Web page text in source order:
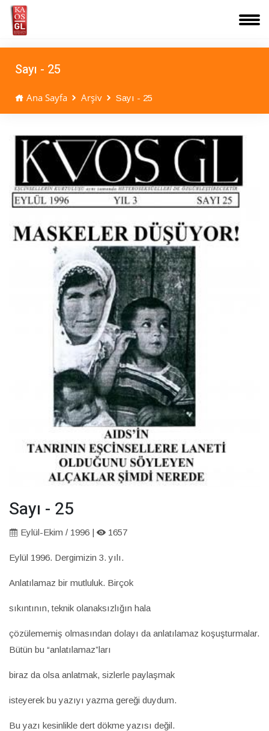
Sayı - 25
Ana Sayfa Arşiv Sayı - 25
Sayı - 25
Eylül-Ekim / 1996 | 1657
Eylül 1996. Dergimizin 3. yılı.
Anlatılamaz bir mutluluk. Birçok
sıkıntının, teknik olanaksızlığın hala
çözülememiş olmasından dolayı da anlatılamaz koşuşturmalar.
Bütün bu “anlatılamaz”ları
biraz da olsa anlatmak, sizlerle paylaşmak
isteyerek bu yazıyı yazma gereği duydum.
Bu yazı kesinlikle dert dökme yazısı değil.